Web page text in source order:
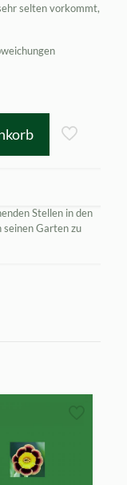
selten vorkommt,
Stellen in den
seinen Garten zu